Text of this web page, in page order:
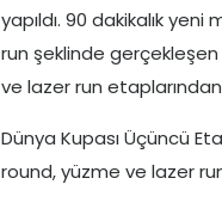
yapıldı. 90 dakikalık
run şeklinde
ve lazer run
Dünya Kupası Üçüncü
round, yüzme ve lazer